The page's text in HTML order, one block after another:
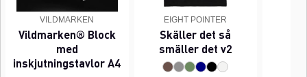
VILDMARKEN
Vildmarken® Block
med
inskjutningstavlor A4
EIGHT POINTER
Skäller det så
smäller det v2